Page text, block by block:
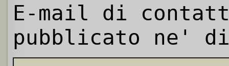
E-mail di
pubblicato ne'